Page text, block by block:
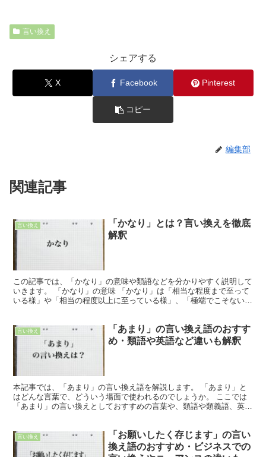
言い換え
シェアする
X Facebook Pinterest
コピー
編集部
関連記事
言い換え
「かなり」とは？言い換えを徹底
解釈
この記事では、「かなり」の意味や類語などを分かりやすく説明して
いきます。 「かなり」の意味 「かなり」は「相当な程度まで至って
いる様」や「相当の程度以上に至っている様」、「極端でこそないも
言い換え
「あまり」の言い換え語のおすす
め・類語や英語など違いも解釈
本記事では、「あまり」の言い換え語を解説します。 「あまり」と
はどんな言葉で、どういう場面で使われるのでしょうか。 ここでは
「あまり」の言い換えとしておすすめの言葉や、類語や類義語、英語
言い換え
「お願いしたく存じます」の言い
換え語のおすすめ・ビジネスでの